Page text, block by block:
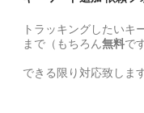
トラッキングしたいキ
まで（もちろん無料で
できる限り対応致します